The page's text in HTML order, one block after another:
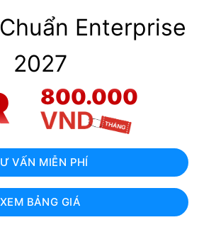
Enterprise
2027
800.000
VẤN MIỄN PHÍ
XEM BẢNG GIÁ